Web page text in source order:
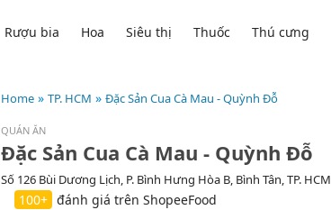
Rượu bia Hoa Siêu thị Thuốc Thú cưng
Home TP. HCM Đặc Sản Cua Cà Mau - Quỳnh Đỗ
QUÁN ĂN
Đặc Sản Cua Cà Mau - Quỳnh Đỗ
Số 126 Bùi Dương Lịch, P. Bình Hưng Hòa B, Bình Tân, TP. HCM
100+ đánh giá trên ShopeeFood